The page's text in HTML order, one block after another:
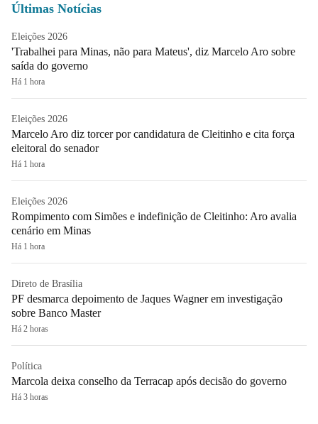
Últimas Notícias
Eleições 2026
'Trabalhei para Minas, não para Mateus', diz Marcelo Aro sobre
saída do governo
Há 1 hora
Eleições 2026
Marcelo Aro diz torcer por candidatura de Cleitinho e cita força
eleitoral do senador
Há 1 hora
Eleições 2026
Rompimento com Simões e indefinição de Cleitinho: Aro avalia
cenário em Minas
Há 1 hora
Direto de Brasília
PF desmarca depoimento de Jaques Wagner em investigação
sobre Banco Master
Há 2 horas
Política
Marcola deixa conselho da Terracap após decisão do governo
Há 3 horas